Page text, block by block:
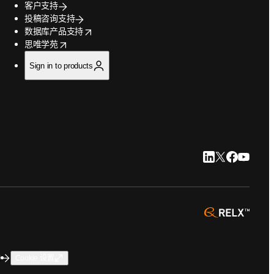
客户支持
投稿咨询支持
数据库产品支持
opens in new tab/window
思唯学苑
opens in new tab/window
Sign in to products
LinkedIn 在新的
Twitter 在新的
Facebook
YouTube
opens